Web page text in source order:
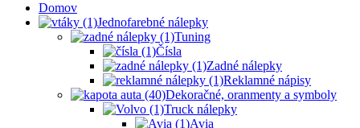
Domov
Jednofarebné nálepky
Tuning
Čísla
Zadné nálepky
Reklamné nápisy
Dekoračné, oranmenty a symboly
Truck nálepky
Avia